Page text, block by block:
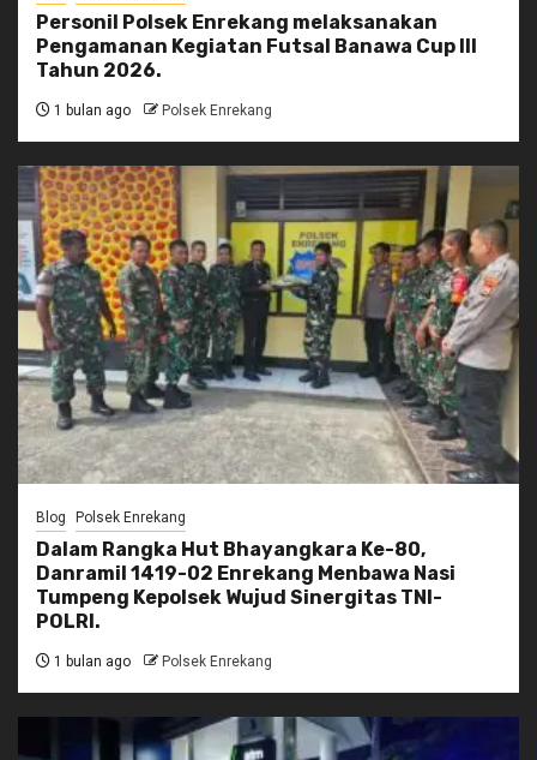
Personil Polsek Enrekang melaksanakan
Pengamanan Kegiatan Futsal Banawa Cup III
Tahun 2026.
1 bulan ago Polsek Enrekang
Blog Polsek Enrekang
Dalam Rangka Hut Bhayangkara Ke-80,
Danramil 1419-02 Enrekang Menbawa Nasi
Tumpeng Kepolsek Wujud Sinergitas TNI-
POLRI.
1 bulan ago Polsek Enrekang